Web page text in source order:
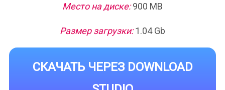
Место на диске:900 MB
Размер загрузки:1.04 Gb
СКАЧАТЬ ЧЕРЕЗ DOWNLOAD